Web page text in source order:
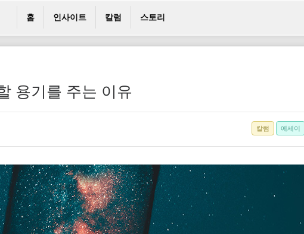
홈 인사이트 칼럼 스토리
용기를 주는 이유
에세이
칼럼